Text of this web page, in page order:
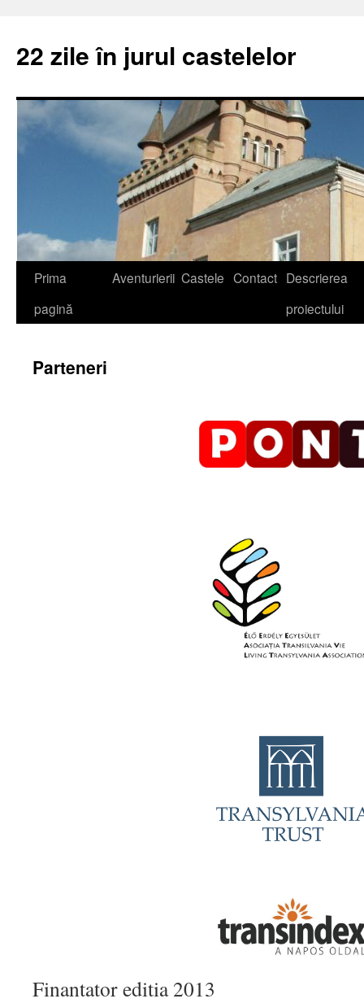
22 zile în jurul castelelor
Prima
pagină
Aventurierii Castele Contact Descrierea
proiectului
Parteneri
Finantator editia 2013